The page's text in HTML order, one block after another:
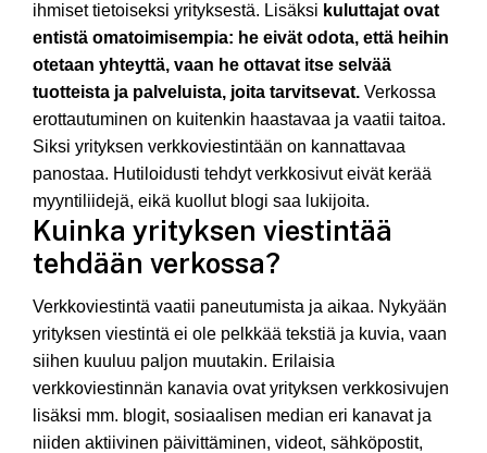
ihmiset tietoiseksi yrityksestä. Lisäksi kuluttajat ovat
entistä omatoimisempia: he eivät odota, että heihin
otetaan yhteyttä, vaan he ottavat itse selvää
tuotteista ja palveluista, joita tarvitsevat. Verkossa
erottautuminen on kuitenkin haastavaa ja vaatii taitoa.
Siksi yrityksen verkkoviestintään on kannattavaa
panostaa. Hutiloidusti tehdyt verkkosivut eivät kerää
myyntiliidejä, eikä kuollut blogi saa lukijoita.
Kuinka yrityksen viestintää
tehdään verkossa?
Verkkoviestintä vaatii paneutumista ja aikaa. Nykyään
yrityksen viestintä ei ole pelkkää tekstiä ja kuvia, vaan
siihen kuuluu paljon muutakin. Erilaisia
verkkoviestinnän kanavia ovat yrityksen verkkosivujen
lisäksi mm. blogit, sosiaalisen median eri kanavat ja
niiden aktiivinen päivittäminen, videot, sähköpostit,